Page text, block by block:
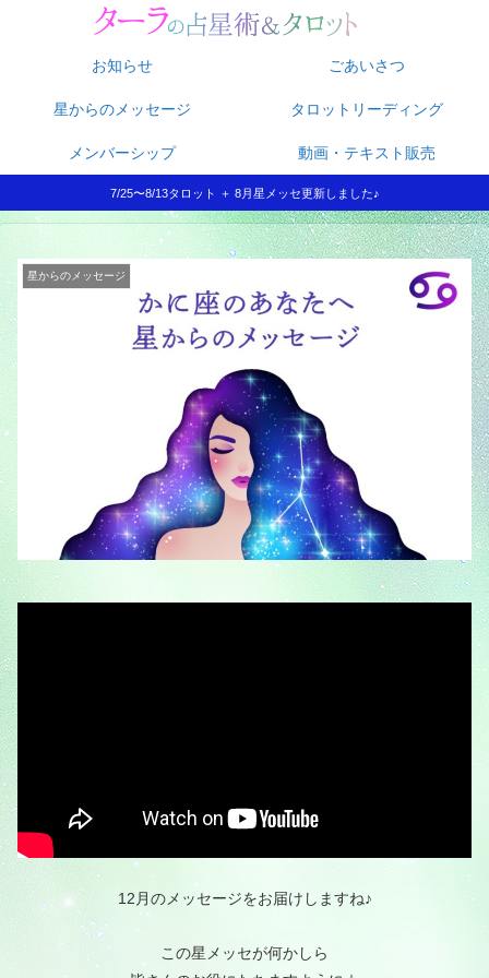
お知らせ ごあいさつ
星からのメッセージ タロットリーディング
メンバーシップ 動画・テキスト販売
7/25〜8/13タロット ＋ 8月星メッセ更新しました♪
星からのメッセージ
12月のメッセージをお届けしますね♪
この星メッセが何かしら